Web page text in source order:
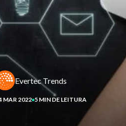
Evertec Trends
MAR 2022 5 MIN DE LEITURA